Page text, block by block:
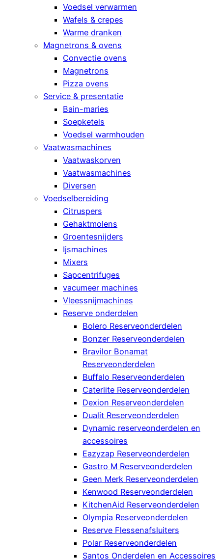
Voedsel verwarmen
Wafels & crepes
Warme dranken
Magnetrons & ovens
Convectie ovens
Magnetrons
Pizza ovens
Service & presentatie
Bain-maries
Soepketels
Voedsel warmhouden
Vaatwasmachines
Vaatwaskorven
Vaatwasmachines
Diversen
Voedselbereiding
Citruspers
Gehaktmolens
Groentesnijders
Ijsmachines
Mixers
Sapcentrifuges
vacumeer machines
Vleessnijmachines
Reserve onderdelen
Bolero Reserveonderdelen
Bonzer Reserveonderdelen
Bravilor Bonamat
Reserveonderdelen
Buffalo Reserveonderdelen
Caterlite Reserveonderdelen
Dexion Reserveonderdelen
Dualit Reserveonderdelen
Dynamic reserveonderdelen en
accessoires
Eazyzap Reserveonderdelen
Gastro M Reserveonderdelen
Geen Merk Reserveonderdelen
Kenwood Reserveonderdelen
KitchenAid Reserveonderdelen
Olympia Reserveonderdelen
Reserve Flessenafsluiters
Polar Reserveonderdelen
Santos Onderdelen en Accessoires